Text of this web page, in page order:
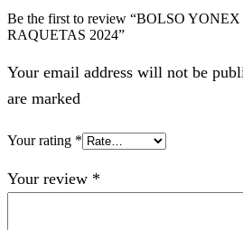
Be the first to review “BOLSO
RAQUETAS 2024”
Your email address will not be
are marked
Your rating *
Your review *